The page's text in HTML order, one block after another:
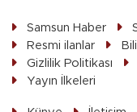
Samsun Haber
Resmi ilanlar
Gizlilik Politikası
Yayın İlkeleri